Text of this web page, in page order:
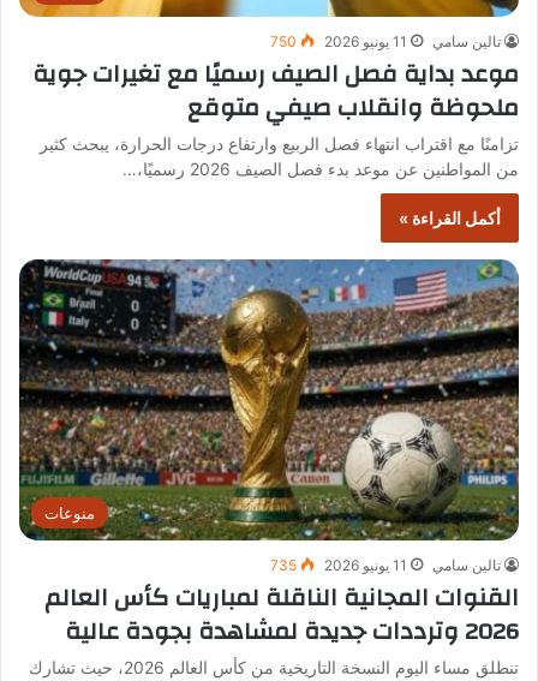
تالين سامي 11 يونيو 2026 750
موعد بداية فصل الصيف رسميًا مع تغيرات جوية
ملحوظة وانقلاب صيفي متوقع
تزامنًا مع اقتراب انتهاء فصل الربيع وارتفاع درجات الحرارة، يبحث كثير
من المواطنين عن موعد بدء فصل الصيف 2026 رسميًا،…
أكمل القراءة »
منوعات
تالين سامي 11 يونيو 2026 735
القنوات المجانية الناقلة لمباريات كأس العالم
2026 وترددات جديدة لمشاهدة بجودة عالية
تنطلق مساء اليوم النسخة التاريخية من كأس العالم 2026، حيث تشارك